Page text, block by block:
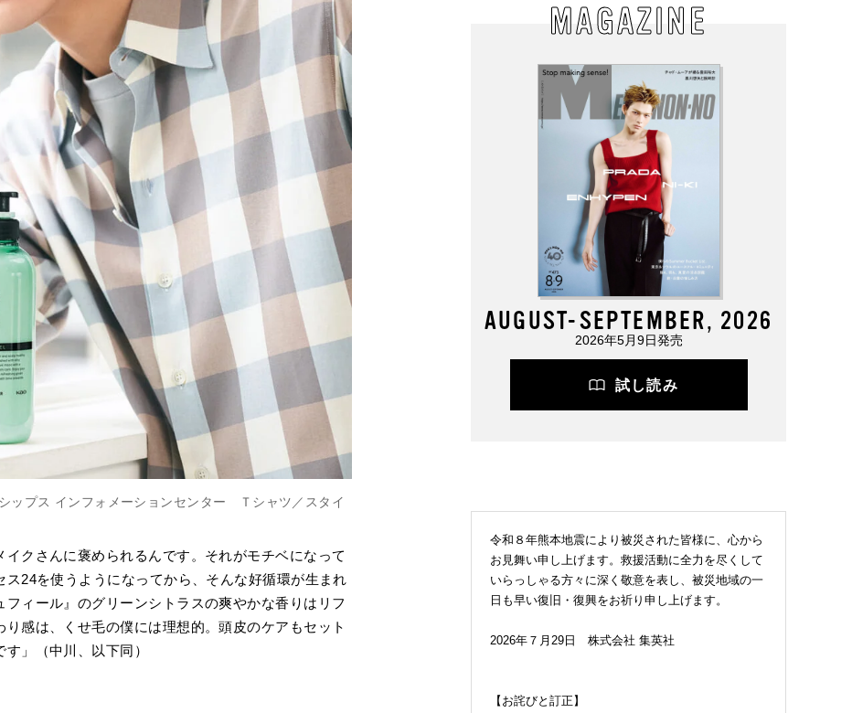
ップス インフォメーションセンター Ｔシャツ／スタイ
イクさんに褒められるんです。それがモチベになって
24を使うようになってから、そんな好循環が生まれ
ィール』のグリーンシトラスの爽やかな香りはリフ
感は、くせ毛の僕には理想的。頭皮のケアもセット
」（中川、以下同）
MAGAZINE
AUGUST-SEPTEMBER, 2026
2026年5月9日発売
試し読み
令和８年熊本地震により被災された皆様に、心から
お見舞い申し上げます。救援活動に全力を尽くして
いらっしゃる方々に深く敬意を表し、被災地域の一
日も早い復旧・復興をお祈り申し上げます。
2026年７月29日 株式会社 集英社
【お詫びと訂正】